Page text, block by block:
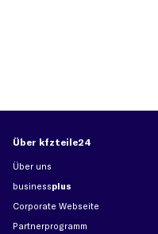
Über kfzteile24
Über uns
businessplus
Corporate Webseite
Partnerprogramm